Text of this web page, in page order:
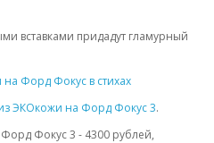
вставками придадут гламурный
Форд Фокус в стихах
из ЭКОкожи на Форд Фокус 3.
Фокус 3 - 4300 рублей,